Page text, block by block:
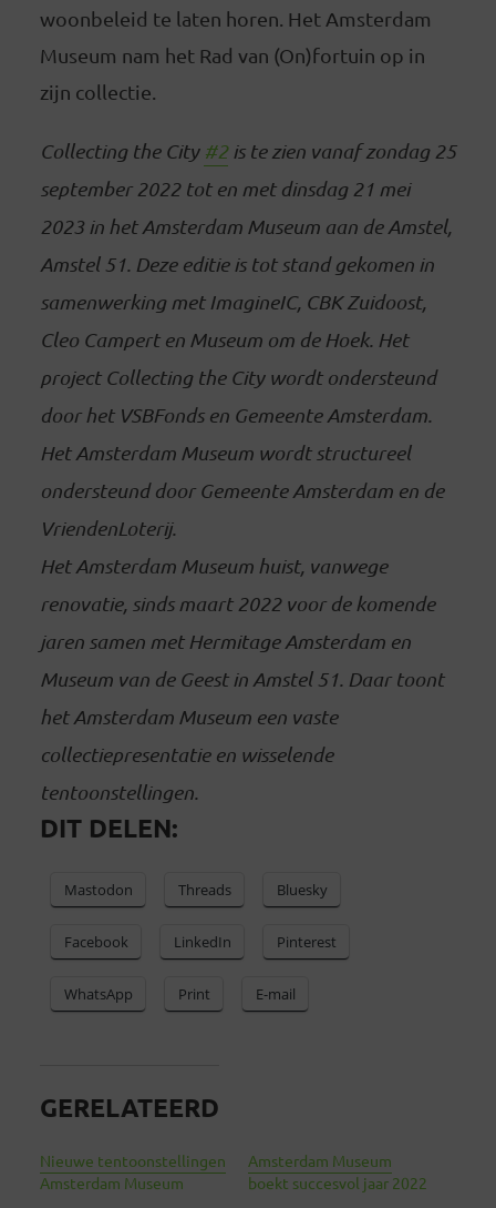
woonbeleid te laten horen. Het Amsterdam
Museum nam het Rad van (On)fortuin op in
zijn collectie.
Collecting the City #2is te zien vanaf zondag 25
september 2022 tot en met dinsdag 21 mei
2023 in het Amsterdam Museum aan de Amstel,
Amstel 51. Deze editie is tot stand gekomen in
samenwerking met ImagineIC, CBK Zuidoost,
Cleo Campert en Museum om de Hoek. Het
project Collecting the City wordt ondersteund
door het VSBFonds en Gemeente Amsterdam.
Het Amsterdam Museum wordt structureel
ondersteund door Gemeente Amsterdam en de
VriendenLoterij.
Het Amsterdam Museum huist, vanwege
renovatie, sinds maart 2022 voor de komende
jaren samen met Hermitage Amsterdam en
Museum van de Geest in Amstel 51. Daar toont
het Amsterdam Museum een vaste
collectiepresentatie en wisselende
tentoonstellingen.
DIT DELEN:
Mastodon Threads Bluesky
Facebook LinkedIn Pinterest
WhatsApp Print E-mail
GERELATEERD
Nieuwe tentoonstellingen
Amsterdam Museum
Amsterdam Museum
boekt succesvol jaar 2022